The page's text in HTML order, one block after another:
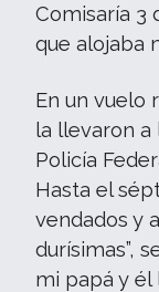
Comisaría 3
que alojaba
En un vuelo
la llevaron
Policía
Hasta el
vendados y
durísimas”,
mi papá y él